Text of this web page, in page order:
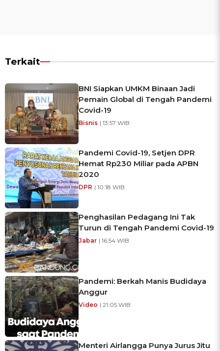
Terkait
BNI Siapkan UMKM Binaan Jadi
Pemain Global di Tengah Pandemi
Covid-19
Bisnis | 13:57 WIB
Pandemi Covid-19, Setjen DPR
Hemat Rp230 Miliar pada APBN
2020
DPR | 10:18 WIB
Penghasilan Pedagang Ini Tak
Turun di Tengah Pandemi Covid-19
Jabar | 16:54 WIB
Pandemi: Berkah Manis Budidaya
Anggur
Video | 21:05 WIB
Menteri Airlangga Punya Jurus Jitu